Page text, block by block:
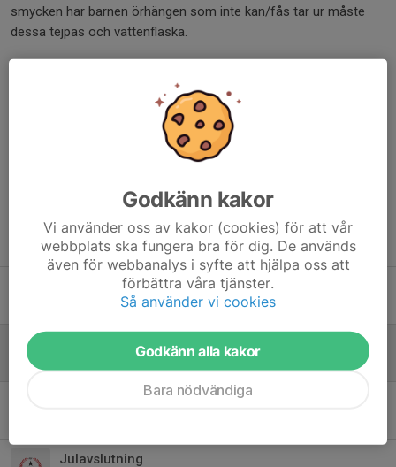
smycken har barnen örhängen som inte kan/fås tar ur måste
dessa tejpas och vattenflaska.
Tidigare nyheter
Årsmöte 15/3
19 feb, 21:28 0
Julavslutning
Godkänn kakor
Vi använder oss av kakor (cookies) för att vår
webbplats ska fungera bra för dig. De används
även för webbanalys i syfte att hjälpa oss att
förbättra våra tjänster.
Så använder vi cookies
Godkänn alla kakor
Bara nödvändiga